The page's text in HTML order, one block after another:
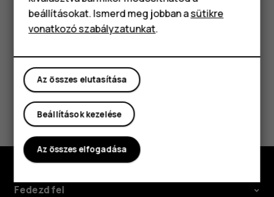
Tartozékok
Táblagépek
semmilyen felelősséget.
Hasznosnak találtad?
Igen Nem
Fedezd fel
beállításokat. Ismerd meg jobban asütikre
vonatkozó szabályzatunkat.
Az összes elutasítása
Beállítások kezelése
Az összes elfogadása